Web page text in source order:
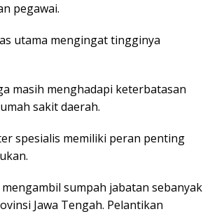
pegawai.
utama mengingat tingginya
masih menghadapi keterbatasan
sakit daerah.
spesialis memiliki peran penting
sumpah jabatan sebanyak
Jawa Tengah. Pelantikan